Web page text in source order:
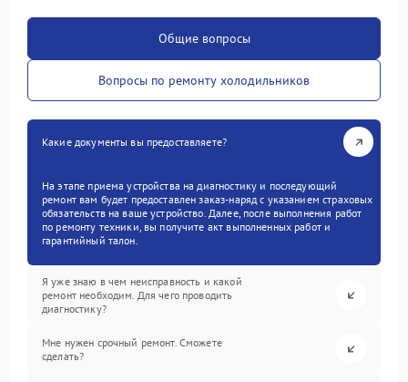
Общие вопросы
Вопросы по ремонту холодильников
Какие документы вы предоставляете?
На этапе приема устройства на диагностику и последующий
ремонт вам будет предоставлен заказ-наряд с указанием страховых
обязательств на ваше устройство. Далее, после выполнения работ
по ремонту техники, вы получите акт выполненных работ и
гарантийный талон.
Я уже знаю в чем неисправность и какой
ремонт необходим. Для чего проводить
диагностику?
Мне нужен срочный ремонт. Сможете
сделать?